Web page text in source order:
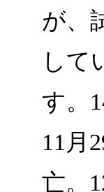
が、
して
す。
11月
亡。